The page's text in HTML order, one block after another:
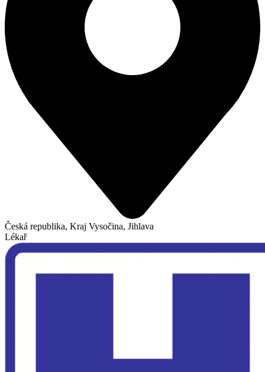
Česká republika, Kraj Vysočina, Jihlava
Lékař